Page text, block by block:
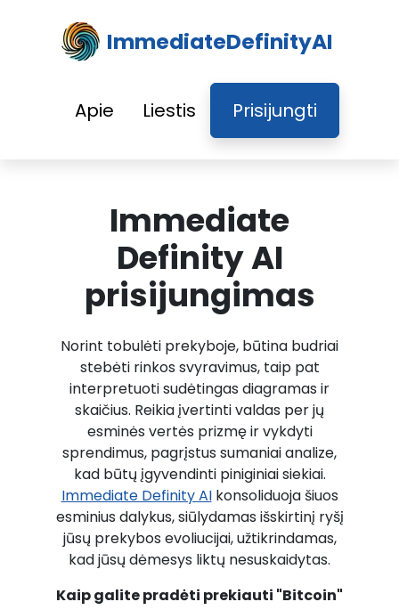
ImmediateDefinityAI
Apie Liestis Prisijungti
Immediate
Definity AI
prisijungimas
Norint tobulėti prekyboje, būtina budriai
stebėti rinkos svyravimus, taip pat
interpretuoti sudėtingas diagramas ir
skaičius. Reikia įvertinti valdas per jų
esminės vertės prizmę ir vykdyti
sprendimus, pagrįstus sumaniai analize,
kad būtų įgyvendinti piniginiai siekiai.
Immediate Definity AIkonsoliduoja šiuos
esminius dalykus, siūlydamas išskirtinį ryšį
jūsų prekybos evoliucijai, užtikrindamas,
kad jūsų dėmesys liktų nesuskaidytas.
Kaip galite pradėti prekiauti "Bitcoin"